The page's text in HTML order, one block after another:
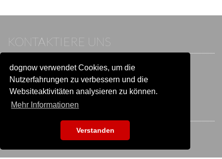
dognow verwendet Cookies, um die
Nutzerfahrungen zu verbessern und die
Websiteaktivitäten analysieren zu können.
Mehr Informationen
Verstanden
KONTAKTIERE UNS
Wenn du bereits einen Account hast, melde dich bitte an.
Sonst besuche unser Hilfe- und Kontaktcenter:
Zu
Hilfe und Kontaktwechseln
BLEIB IN VERBINDUNG